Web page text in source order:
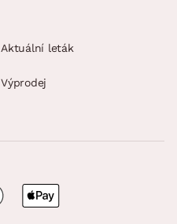
Aktuální leták
Výprodej